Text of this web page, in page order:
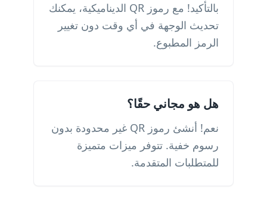
بالتأكيد! مع رموز QR الديناميكية، يمكنك
تحديث الوجهة في أي وقت دون تغيير
الرمز المطبوع.
هل هو مجاني حقًا؟
نعم! أنشئ رموز QR غير محدودة بدون
رسوم خفية. تتوفر ميزات متميزة
للمتطلبات المتقدمة.